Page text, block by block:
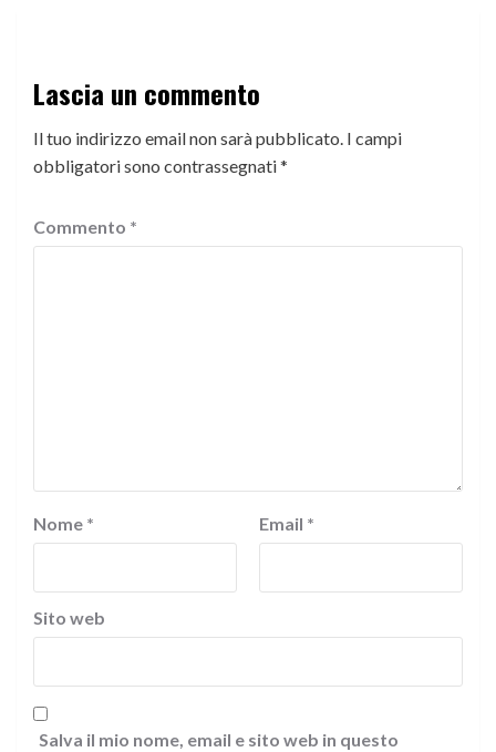
Lascia un commento
Il tuo indirizzo email non sarà pubblicato. I campi
obbligatori sono contrassegnati*
Commento *
Nome * Email *
Sito web
Salva il mio nome, email e sito web in questo